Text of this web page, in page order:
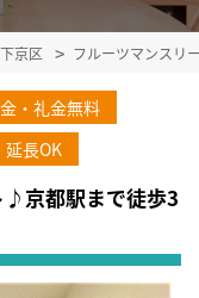
京区 フルーツマンスリ
・礼金無料
延長OK
京都駅まで徒歩3